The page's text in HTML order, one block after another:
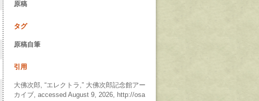
原稿
タグ
原稿自筆
引用
大佛次郎, “エレクトラ,” 大佛次郎記念館アー
カイブ, accessed August 9, 2026, http://osa